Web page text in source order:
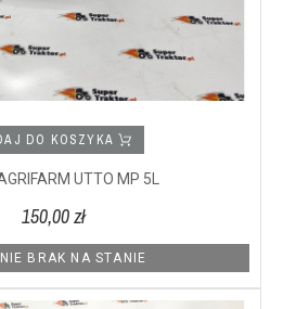
DO KOSZYKA
UTTO MP 5L
150,00 zł
BRAK NA STANIE